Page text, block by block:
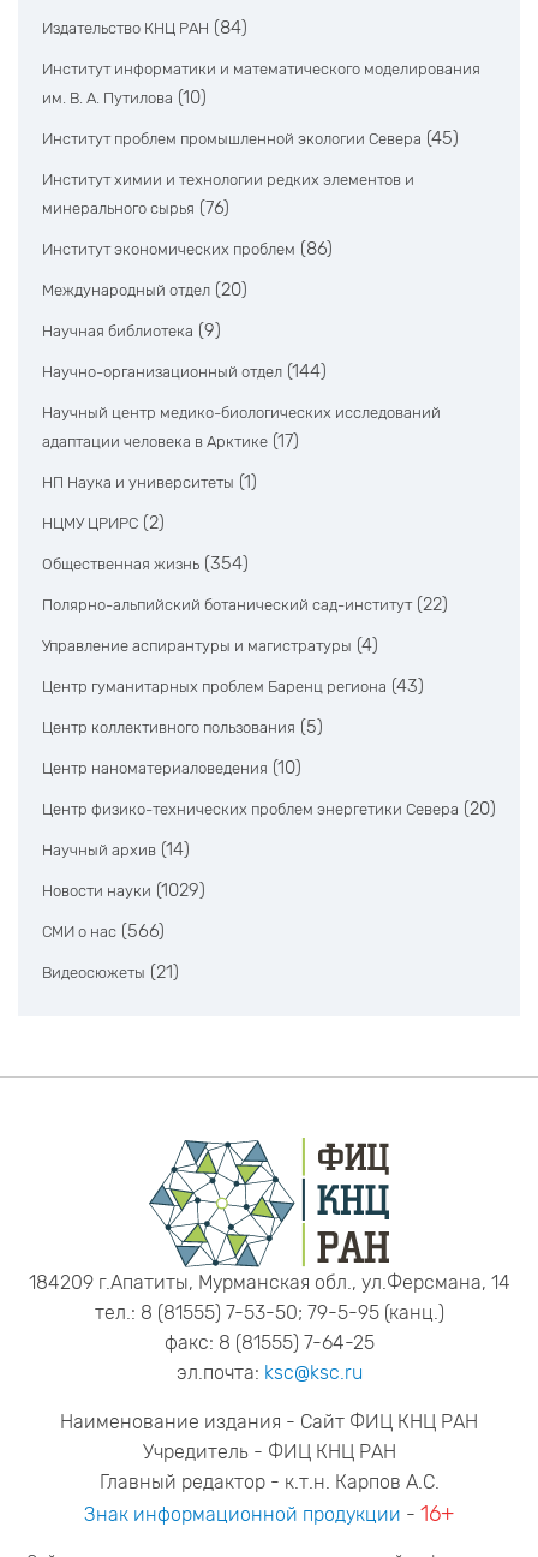
Издательство КНЦ РАН (84)
Институт информатики и математического моделирования
им. В. А. Путилова (10)
Институт проблем промышленной экологии Севера (45)
Институт химии и технологии редких элементов и
минерального сырья (76)
Институт экономических проблем (86)
Международный отдел (20)
Научная библиотека (9)
Научно-организационный отдел (144)
Научный центр медико-биологических исследований
адаптации человека в Арктике (17)
НП Наука и университеты (1)
НЦМУ ЦРИРС (2)
Общественная жизнь (354)
Полярно-альпийский ботанический сад-институт (22)
Управление аспирантуры и магистратуры (4)
Центр гуманитарных проблем Баренц региона (43)
Центр коллективного пользования (5)
Центр наноматериаловедения (10)
Центр физико-технических проблем энергетики Севера (20)
Научный архив (14)
Новости науки (1029)
СМИ о нас (566)
Видеосюжеты (21)
184209 г.Апатиты, Мурманская обл., ул.Ферсмана, 14
тел.: 8 (81555) 7-53-50; 79-5-95 (канц.)
факс: 8 (81555) 7-64-25
эл.почта: ksc@ksc.ru
Наименование издания - Сайт ФИЦ КНЦ РАН
Учредитель - ФИЦ КНЦ РАН
Главный редактор - к.т.н. Карпов А.С.
Знак информационной продукции - 16+